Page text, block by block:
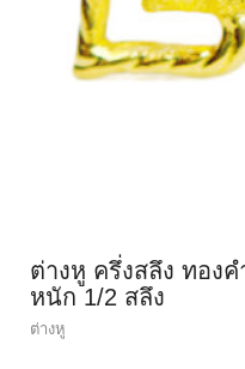
ต่างหู ครึ่งสลึง ทอง
หนัก 1/2 สลึง
ต่างหู